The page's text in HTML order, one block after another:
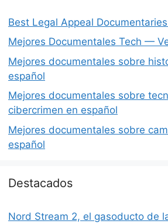
Best Legal Appeal
Mejores Documentales Tech —
Mejores documentales sobre
español
Mejores documentales sobre
cibercrimen en español
Mejores documentales sobre
español
Destacados
Nord Stream 2, el gasoducto de